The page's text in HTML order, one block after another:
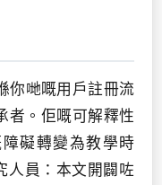
你哋嘅用戶註冊流
者。佢嘅可解釋性
礙轉變為教學時
人員：本文開闢咗